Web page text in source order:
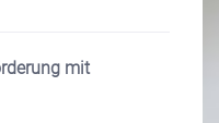
mit